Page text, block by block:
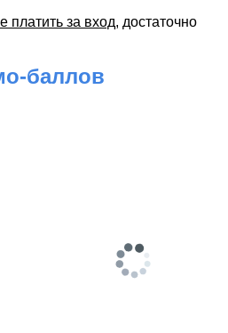
платить за вход, достаточно
баллов